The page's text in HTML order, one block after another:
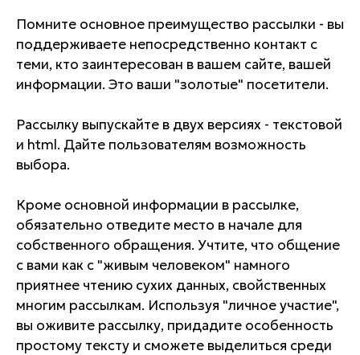
Помните основное преимущество рассылки - вы
поддерживаете непосредственно контакт с
теми, кто заинтересован в вашем сайте, вашей
информации. Это ваши "золотые" посетители.
Рассылку выпускайте в двух версиях - текстовой
и html. Дайте пользователям возможность
выбора.
Кроме основной информации в рассылке,
обязательно отведите место в начале для
собственного обращения. Учтите, что общение
с вами как с "живым человеком" намного
приятнее чтению сухих данных, свойственных
многим рассылкам. Используя "личное участие",
вы оживите рассылку, придадите особенность
простому тексту и сможете выделиться среди